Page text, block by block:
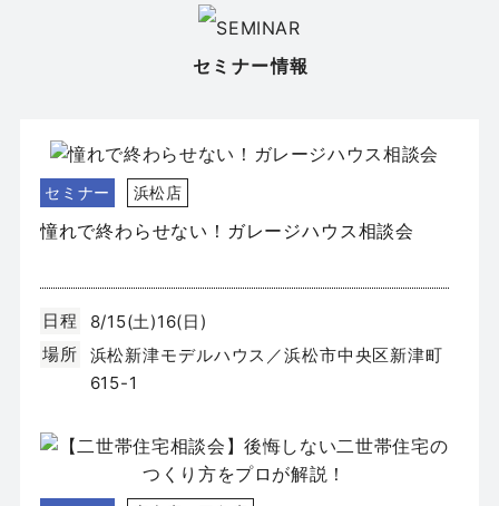
静岡市葵区新伝馬セミナー情報
セミナー 浜松店
憧れで終わらせない！ガレージハウス相談会
日程
8/15(土)16(日)
場所
浜松新津モデルハウス／浜松市中央区新津町
615-1